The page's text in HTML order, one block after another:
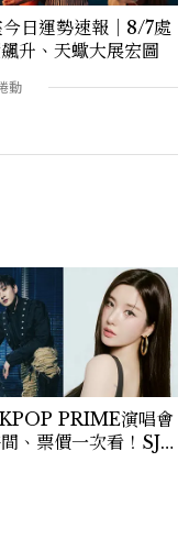
日運勢速報｜8/7處
升、天蠍大展宏圖
PRIME演唱會
、票價一次看！SJ東